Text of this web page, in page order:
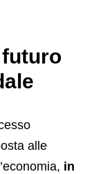
alle
in